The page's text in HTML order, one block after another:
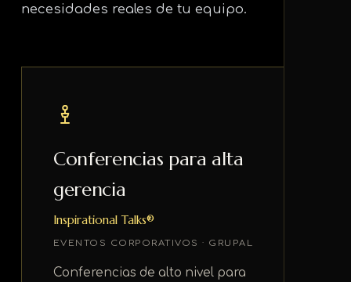
necesidades reales de tu equipo.
Conferencias para alta
gerencia
Inspirational Talks®
EVENTOS CORPORATIVOS · GRUPAL
Conferencias de alto nivel para